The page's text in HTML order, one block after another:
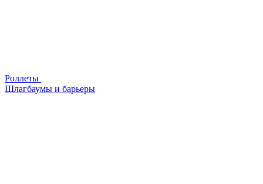
Роллеты
Шлагбаумы и барьеры